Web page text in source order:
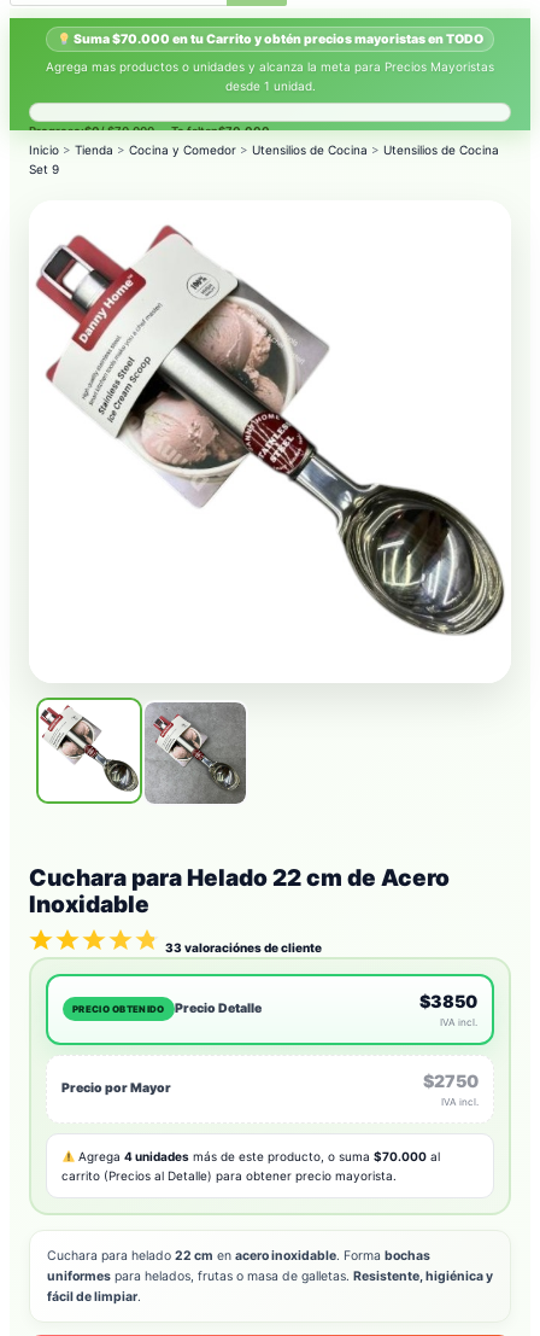
Suma $70.000 en tu Carrito y obtén precios mayoristas en TODO
Agrega mas productos o unidades y alcanza la meta para Precios Mayoristas
desde 1 unidad.
Progreso:$0/ $70.000 — Te faltan$70.000.
Inicio > Tienda > Cocina y Comedor > Utensilios de Cocina > Utensilios de Cocina
Set 9
Cuchara para Helado 22 cm de Acero
Inoxidable
33 valoraciónes de cliente
PRECIO OBTENIDO Precio Detalle $3850
IVA incl.
Precio por Mayor $2750
IVA incl.
Agrega4 unidades más de este producto, o suma$70.000 al
carrito (Precios al Detalle) para obtener precio mayorista.
Cuchara para helado 22 cm en acero inoxidable. Forma bochas
uniformes para helados, frutas o masa de galletas. Resistente, higiénica y
fácil de limpiar.